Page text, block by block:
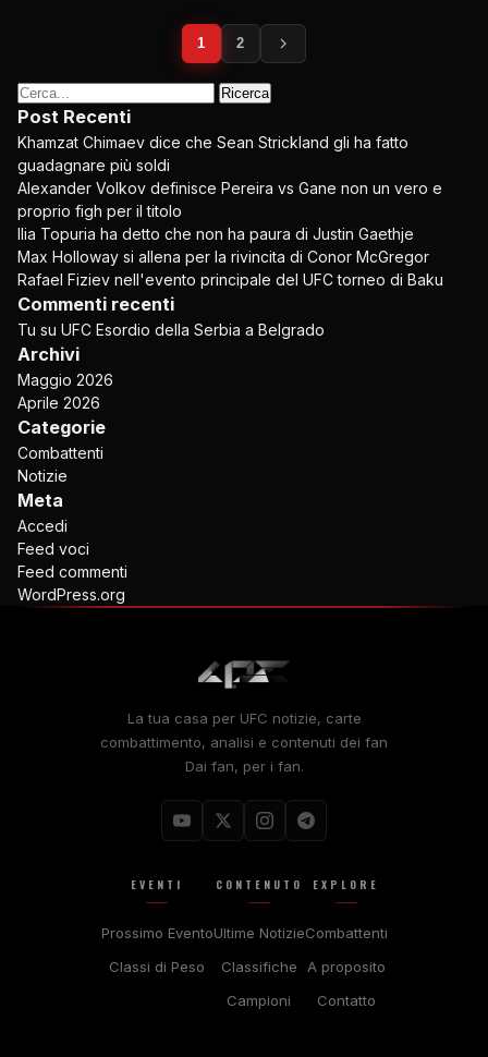
Posts
impaginazione
1 2
Ricerca
per:
Post Recenti
Khamzat Chimaev dice che Sean Strickland gli ha fatto
guadagnare più soldi
Alexander Volkov definisce Pereira vs Gane non un vero e
proprio figh per il titolo
Ilia Topuria ha detto che non ha paura di Justin Gaethje
Max Holloway si allena per la rivincita di Conor McGregor
Rafael Fiziev nell'evento principale del UFCtorneo di Baku
Commenti recenti
Tu su UFC Esordio della Serbia a Belgrado
Archivi
Maggio 2026
Aprile 2026
Categorie
Combattenti
Notizie
Meta
Accedi
Feed voci
Feed commenti
WordPress.org
La tua casa per UFC notizie, carte
combattimento, analisi e contenuti dei fan
Dai fan, per i fan.
EVENTI
Prossimo Evento
Classi di Peso
CONTENUTO
Ultime Notizie
Classifiche
Campioni
EXPLORE
Combattenti
A proposito
Contatto